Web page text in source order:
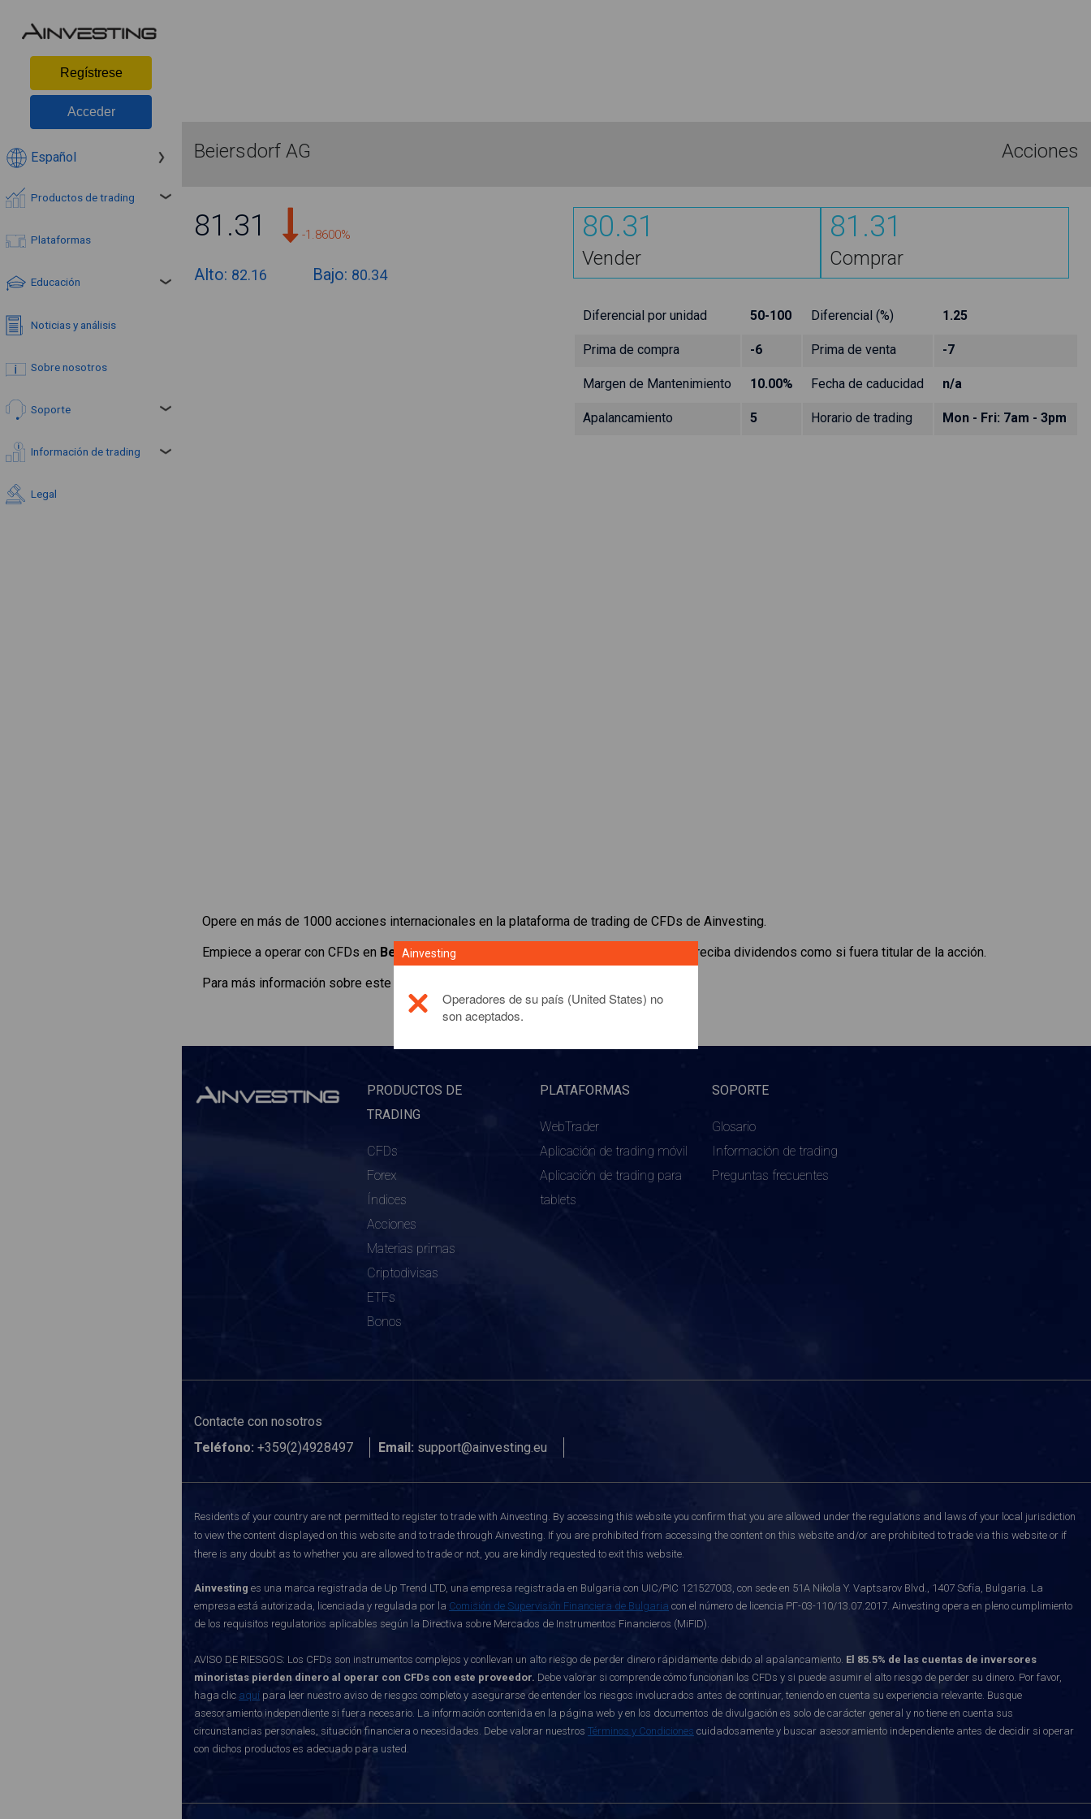
Regístrese
Acceder
Español
Productos de trading
Plataformas
Educación
Noticias y análisis
Sobre nosotros
Soporte
Información de trading
Legal
Beiersdorf AG Acciones
81.31 -1.8600%
Alto: 82.16 Bajo: 80.34
80.31
Vender
81.31
Comprar
Diferencial por unidad 50-100 Diferencial (%) 1.25
Prima de compra -6 Prima de venta -7
Margen de Mantenimiento 10.00% Fecha de caducidad n/a
Apalancamiento 5 Horario de trading Mon - Fri: 7am - 3pm
Opere en más de 1000 acciones internacionales en la plataforma de trading de CFDs de Ainvesting.
Empiece a operar con CFDs en Beiersdorf AG
. Obtenga cotizaciones en tiempo real y reciba dividendos como si fuera titular de la acción.
Para más información sobre este producto de inversión, por favor,
PRODUCTOS DE
TRADING
CFDs
Forex
Índices
Acciones
Materias primas
Criptodivisas
ETFs
Bonos
PLATAFORMAS
WebTrader
Aplicación de trading móvil
Aplicación de trading para
tablets
SOPORTE
Glosario
Información de trading
Preguntas frecuentes
Contacte con nosotros
Teléfono: +359(2)4928497 Email: support@ainvesting.eu
Residents of your country are not permitted to register to trade with Ainvesting. By accessing this website you confirm that you are allowed under the regulations and laws of your local jurisdiction
to view the content displayed on this website and to trade through Ainvesting. If you are prohibited from accessing the content on this website and/or are prohibited to trade via this website or if
there is any doubt as to whether you are allowed to trade or not, you are kindly requested to exit this website.
Ainvesting es una marca registrada de Up Trend LTD, una empresa registrada en Bulgaria con UIC/PIC 121527003, con sede en 51A Nikola Y. Vaptsarov Blvd., 1407 Sofía, Bulgaria. La
empresa está autorizada, licenciada y regulada por la Comisión de Supervisión Financiera de Bulgaria con el número de licencia РГ-03-110/13.07.2017. Ainvesting opera en pleno cumplimiento
de los requisitos regulatorios aplicables según la Directiva sobre Mercados de Instrumentos Financieros (MiFID).
AVISO DE RIESGOS: Los CFDs son instrumentos complejos y conllevan un alto riesgo de perder dinero rápidamente debido al apalancamiento. El 85.5% de las cuentas de inversores
minoristas pierden dinero al operar con CFDs con este proveedor. Debe valorar si comprende cómo funcionan los CFDs y si puede asumir el alto riesgo de perder su dinero. Por favor,
haga clic aquí para leer nuestro aviso de riesgos completo y asegurarse de entender los riesgos involucrados antes de continuar, teniendo en cuenta su experiencia relevante. Busque
asesoramiento independiente si fuera necesario. La información contenida en la página web y en los documentos de divulgación es solo de carácter general y no tiene en cuenta sus
circunstancias personales, situación financiera o necesidades. Debe valorar nuestros Términos y Condiciones cuidadosamente y buscar asesoramiento independiente antes de decidir si operar
con dichos productos es adecuado para usted.
Ainvesting
Operadores de su país (United States) no
son aceptados.